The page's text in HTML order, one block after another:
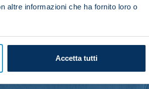
altre informazioni che ha fornito loro o
Accetta tutti